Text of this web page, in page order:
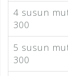
4 susun
300
5 susun
300